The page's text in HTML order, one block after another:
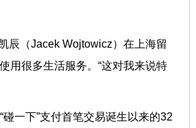
辰（Jacek Wojtowicz）在上海留
用很多生活服务。“这对我来说特
一下”支付首笔交易诞生以来的32